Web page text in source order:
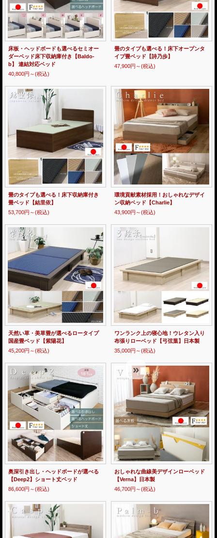
»
床板・ヘッドボードも選べるセミオー
ダーベッド床下収納庫付き【Baldo-
b】 連結対応ベッド
40,800円～(税込)
畳のタイプも選べる！床下オープンタ
イプ畳ベッド【詩乃歩】
47,900円～(税込)
畳のタイプも選べる！床下収納庫付き
畳ベッド【結里依】
53,700円～(税込)
環境貢献素材採用！おしゃれなデザイ
ン収納ベッド【Charlie】
43,900円～(税込)
天然い草・美草畳が選べるロータイプ
国産畳ベッド【紫陽花】
45,200円～(税込)
ワンランク上の寝心地！ウレタン入り
布張りローベッド【弓弦葉】日本製
35,000円～(税込)
奥深引き出し・ヘッドボードが選べる
【Deep2】ショート丈ベッド
86,600円～(税込)
おしゃれな曲線美デザインローベッド
【Verna】日本製
46,700円～(税込)
»